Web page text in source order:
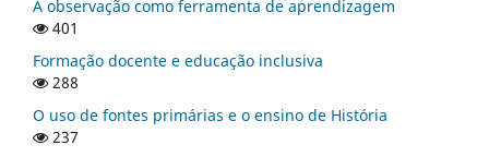
A observação como ferramenta de aprendizagem
401
Formação docente e educação inclusiva
288
O uso de fontes primárias e o ensino de História
237